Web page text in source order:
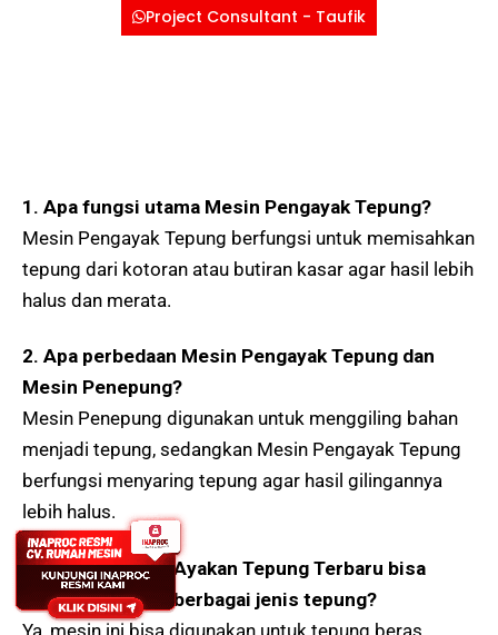
Project Consultant - Taufik
1. Apa fungsi utama Mesin Pengayak Tepung?
Mesin Pengayak Tepung berfungsi untuk memisahkan
tepung dari kotoran atau butiran kasar agar hasil lebih
halus dan merata.
2. Apa perbedaan Mesin Pengayak Tepung dan
Mesin Penepung?
Mesin Penepung digunakan untuk menggiling bahan
menjadi tepung, sedangkan Mesin Pengayak Tepung
berfungsi menyaring tepung agar hasil gilingannya
lebih halus.
3. Apakah Mesin Ayakan Tepung Terbaru bisa
digunakan untuk berbagai jenis tepung?
Ya, mesin ini bisa digunakan untuk tepung beras,